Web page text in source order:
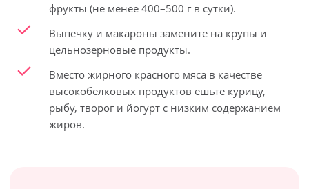
фрукты (не менее 400–500 г в сутки).
Выпечку и макароны замените на крупы и
цельнозерновые продукты.
Вместо жирного красного мяса в качестве
высокобелковых продуктов ешьте курицу,
рыбу, творог и йогурт с низким содержанием
жиров.